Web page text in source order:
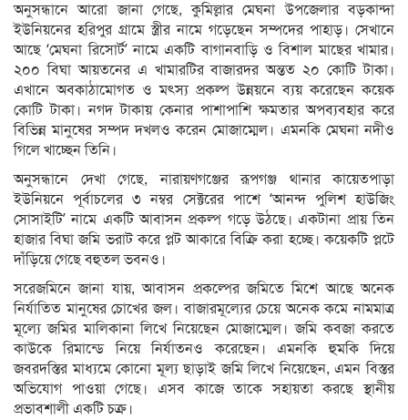
অনুসন্ধানে আরো জানা গেছে, কুমিল্লার মেঘনা উপজেলার বড়কান্দা
ইউনিয়নের হরিপুর গ্রামে স্ত্রীর নামে গড়েছেন সম্পদের পাহাড়। সেখানে
আছে ‘মেঘনা রিসোর্ট’ নামে একটি বাগানবাড়ি ও বিশাল মাছের খামার।
২০০ বিঘা আয়তনের এ খামারটির বাজারদর অন্তত ২০ কোটি টাকা।
এখানে অবকাঠামোগত ও মৎস্য প্রকল্প উন্নয়নে ব্যয় করেছেন কয়েক
কোটি টাকা। নগদ টাকায় কেনার পাশাপাশি ক্ষমতার অপব্যবহার করে
বিভিন্ন মানুষের সম্পদ দখলও করেন মোজাম্মেল। এমনকি মেঘনা নদীও
গিলে খাচ্ছেন তিনি।
অনুসন্ধানে দেখা গেছে, নারায়ণগঞ্জের রূপগঞ্জ থানার কায়েতপাড়া
ইউনিয়নে পূর্বাচলের ৩ নম্বর সেক্টরের পাশে ‘আনন্দ পুলিশ হাউজিং
সোসাইটি’ নামে একটি আবাসন প্রকল্প গড়ে উঠছে। একটানা প্রায় তিন
হাজার বিঘা জমি ভরাট করে প্লট আকারে বিক্রি করা হচ্ছে। কয়েকটি প্লটে
দাঁড়িয়ে গেছে বহুতল ভবনও।
সরেজমিনে জানা যায়, আবাসন প্রকল্পের জমিতে মিশে আছে অনেক
নির্যাতিত মানুষের চোখের জল। বাজারমূল্যের চেয়ে অনেক কমে নামমাত্র
মূল্যে জমির মালিকানা লিখে নিয়েছেন মোজাম্মেল। জমি কবজা করতে
কাউকে রিমান্ডে নিয়ে নির্যাতনও করেছেন। এমনকি হুমকি দিয়ে
জবরদস্তির মাধ্যমে কোনো মূল্য ছাড়াই জমি লিখে নিয়েছেন, এমন বিস্তর
অভিযোগ পাওয়া গেছে। এসব কাজে তাকে সহায়তা করছে স্থানীয়
প্রভাবশালী একটি চক্র।